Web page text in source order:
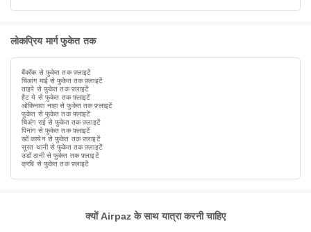
लोकप्रिय मार्ग फुकेत तक
बैंकॉक से फुकेत तक फ़्लाइटें
चिआंग माई से फुकेत तक फ़्लाइटें
ताइपे से फुकेत तक फ़्लाइटें
हैट ये से फुकेत तक फ़्लाइटें
ओकिनावा नाहा से फुकेत तक फ़्लाइटें
फुकेत से फुकेत तक फ़्लाइटें
चिअंग राई से फुकेत तक फ़्लाइटें
पिनांग से फुकेत तक फ़्लाइटें
खों कायेन से फुकेत तक फ़्लाइटें
सूरत थानी से फुकेत तक फ़्लाइटें
उडों ठानी से फुकेत तक फ़्लाइटें
क्रबि से फुकेत तक फ़्लाइटें
क्यों Airpaz के साथ यात्रा करनी चाहिए